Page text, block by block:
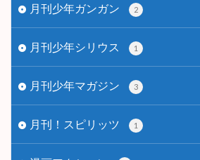
月刊少年ガンガン 2
月刊少年シリウス 1
月刊少年マガジン 3
月刊！スピリッツ 1